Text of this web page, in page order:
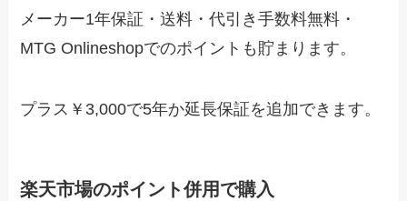
メーカー1年保証・送料・代引き手数料無料・
MTG Onlineshopでのポイントも貯まります。
プラス￥3,000で5年か延長保証を追加できます。
楽天市場のポイント併用で購入